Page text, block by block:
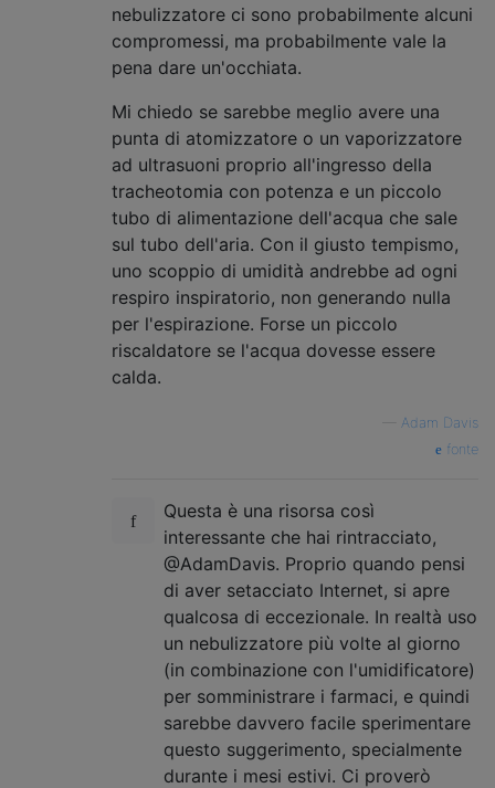
nebulizzatore ci sono probabilmente alcuni
compromessi, ma probabilmente vale la
pena dare un'occhiata.
Mi chiedo se sarebbe meglio avere una
punta di atomizzatore o un vaporizzatore
ad ultrasuoni proprio all'ingresso della
tracheotomia con potenza e un piccolo
tubo di alimentazione dell'acqua che sale
sul tubo dell'aria. Con il giusto tempismo,
uno scoppio di umidità andrebbe ad ogni
respiro inspiratorio, non generando nulla
per l'espirazione. Forse un piccolo
riscaldatore se l'acqua dovesse essere
calda.
Adam Davis
fonte
Questa è una risorsa così
interessante che hai rintracciato,
@AdamDavis. Proprio quando pensi
di aver setacciato Internet, si apre
qualcosa di eccezionale. In realtà uso
un nebulizzatore più volte al giorno
(in combinazione con l'umidificatore)
per somministrare i farmaci, e quindi
sarebbe davvero facile sperimentare
questo suggerimento, specialmente
durante i mesi estivi. Ci proverò